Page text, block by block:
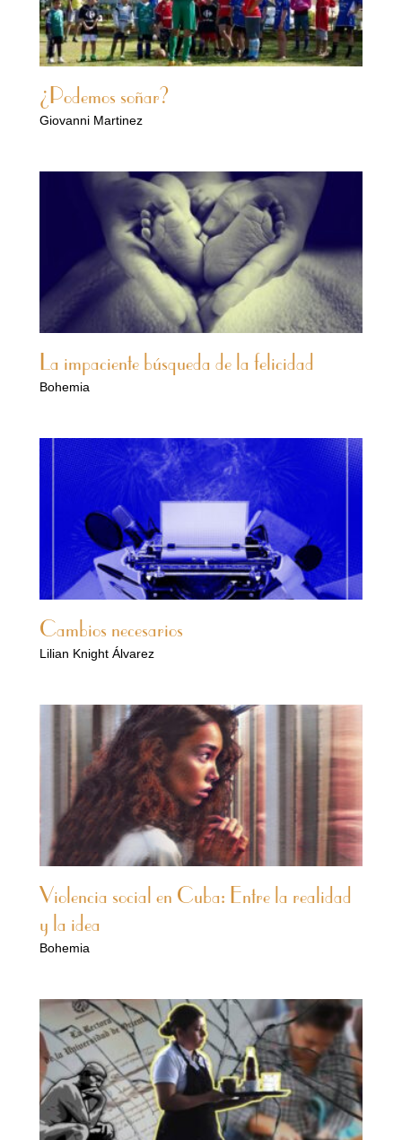
¿Podemos soñar?
Giovanni Martinez
La impaciente búsqueda de la felicidad
Bohemia
Cambios necesarios
Lilian Knight Álvarez
Violencia social en Cuba: Entre la realidad
y la idea
Bohemia